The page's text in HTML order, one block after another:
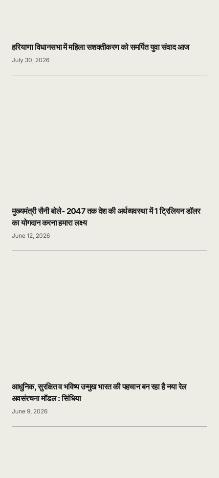
हरियाणा विधानसभा में महिला सशक्तीकरण को समर्पित युवा संवाद आज
July 30, 2026
मुख्यमंत्री सैनी बोले- 2047 तक देश की अर्थव्यवस्था में 1 ट्रिलियन डॉलर
का योगदान करना हमारा लक्ष्य
June 12, 2026
आधुनिक, सुरक्षित व भविष्य उन्मुख भारत की पहचान बन रहा है नया रेल
अवसंरचना मॉडल : सिंधिया
June 9, 2026